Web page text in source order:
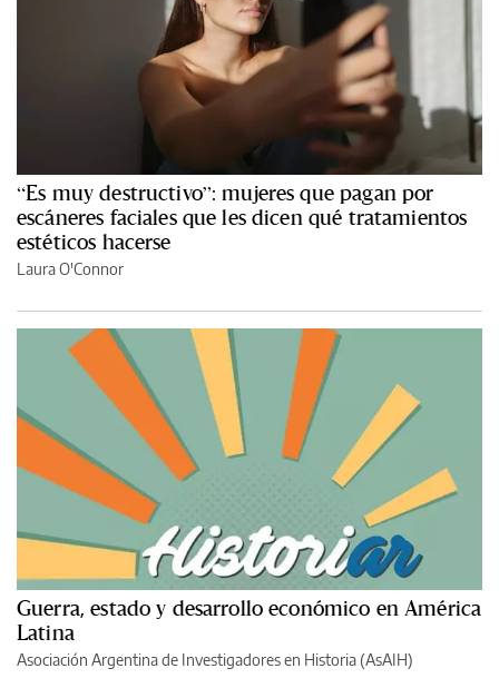
“Es muy destructivo”: mujeres que pagan por
escáneres faciales que les dicen qué tratamientos
estéticos hacerse
Laura O'Connor
Guerra, estado y desarrollo económico en América
Latina
Asociación Argentina de Investigadores en Historia (AsAIH)